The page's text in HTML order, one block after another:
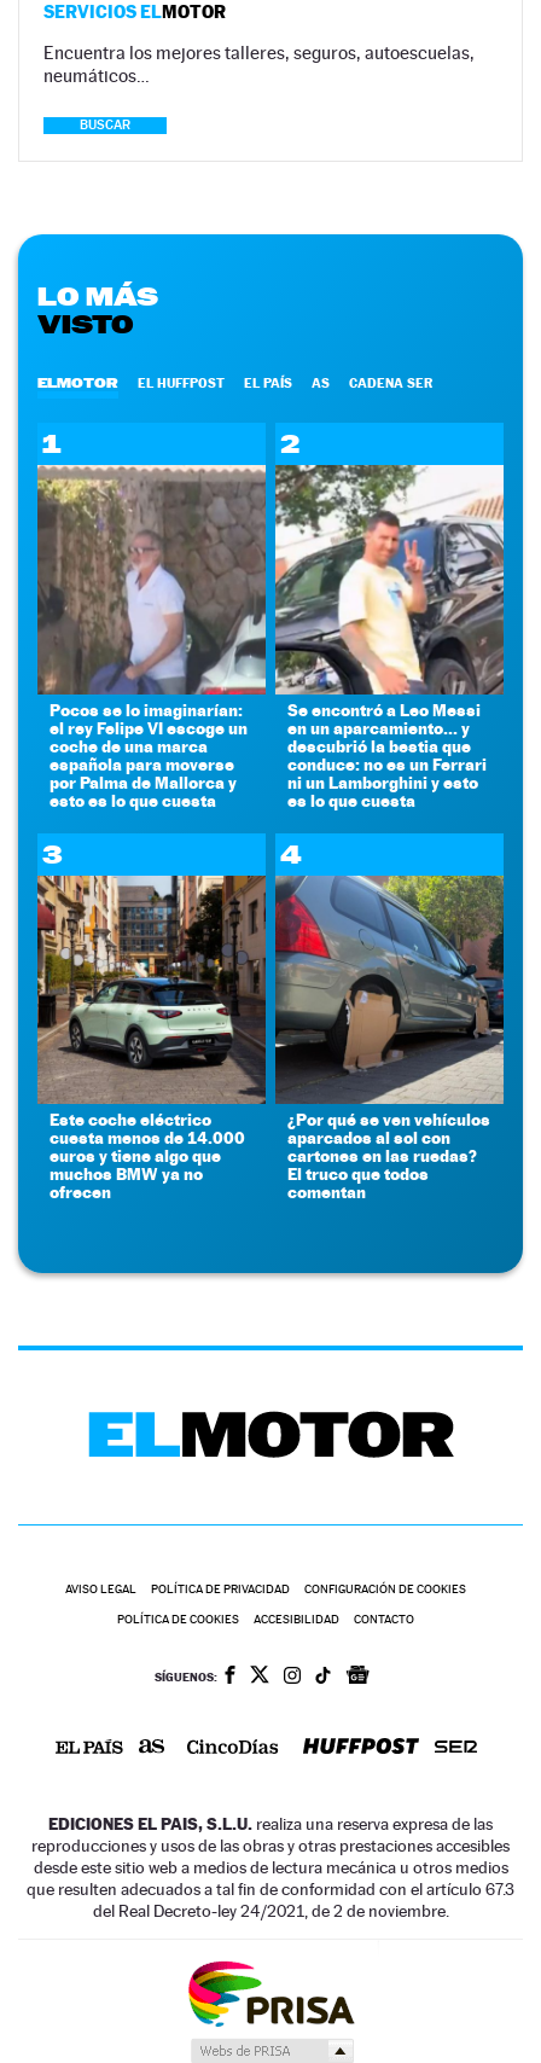
SERVICIOS ELMOTOR
Encuentra los mejores talleres, seguros, autoescuelas,
neumáticos…
BUSCAR
LO MÁS
VISTO
ELMOTOR EL HUFFPOST EL PAÍS AS CADENA SER
1
Pocos se lo imaginarían:
el rey Felipe VI escoge un
coche de una marca
española para moverse
por Palma de Mallorca y
esto es lo que cuesta
2
Se encontró a Leo Messi
en un aparcamiento... y
descubrió la bestia que
conduce: no es un Ferrari
ni un Lamborghini y esto
es lo que cuesta
3
Este coche eléctrico
cuesta menos de 14.000
euros y tiene algo que
muchos BMW ya no
ofrecen
4
¿Por qué se ven vehículos
aparcados al sol con
cartones en las ruedas?
El truco que todos
comentan
AVISO LEGAL POLÍTICA DE PRIVACIDAD CONFIGURACIÓN DE COOKIES
POLÍTICA DE COOKIES ACCESIBILIDAD CONTACTO
SÍGUENOS:
EDICIONES EL PAIS, S.L.U. realiza una reserva expresa de las
reproducciones y usos de las obras y otras prestaciones accesibles
desde este sitio web a medios de lectura mecánica u otros medios
que resulten adecuados a tal fin de conformidad con el artículo 67.3
del Real Decreto-ley 24/2021, de 2 de noviembre.